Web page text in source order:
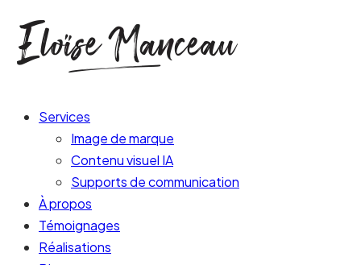
Services
Image de marque
Contenu visuel IA
Supports de communication
À propos
Témoignages
Réalisations